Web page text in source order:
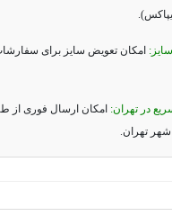
امکان تعویض سایز برای
در تهران: امکان ارسال فوری از
تهران.